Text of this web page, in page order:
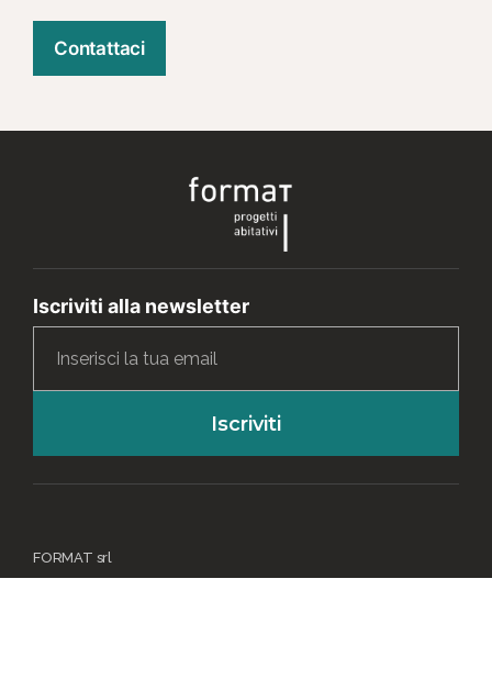
Contattaci
Iscriviti alla newsletter
Iscriviti
FORMAT srl